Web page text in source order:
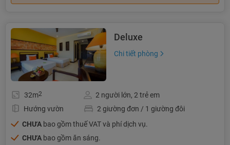
Deluxe
Chi tiết phòng
32m2
2 người lớn, 2 trẻ em
Hướng vườn
2 giường đơn / 1 giường đôi
CHƯA bao gồm thuế VAT và phí dịch vụ.
CHƯA bao gồm ăn sáng.